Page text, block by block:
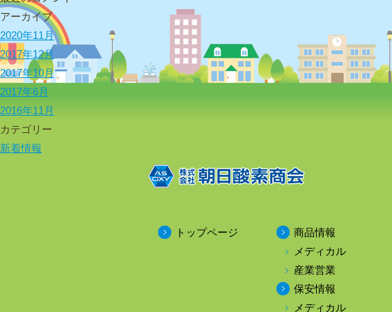
アーカイブ
2020年11月
2017年12月
2017年10月
2017年6月
2016年11月
カテゴリー
新着情報
トップページ
商品情報
メディカル
産業営業
保安情報
メディカル